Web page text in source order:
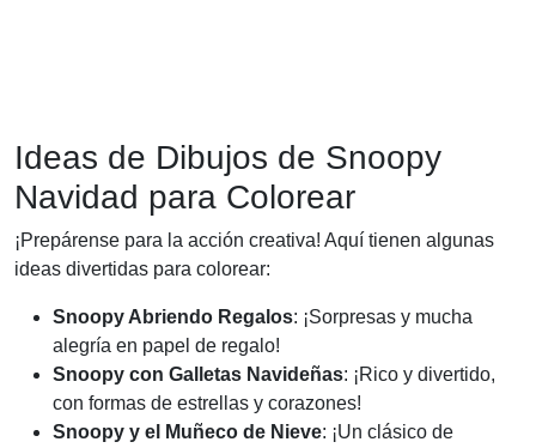
Ideas de Dibujos de Snoopy
Navidad para Colorear
¡Prepárense para la acción creativa! Aquí tienen algunas
ideas divertidas para colorear:
Snoopy Abriendo Regalos: ¡Sorpresas y mucha
alegría en papel de regalo!
Snoopy con Galletas Navideñas: ¡Rico y divertido,
con formas de estrellas y corazones!
Snoopy y el Muñeco de Nieve: ¡Un clásico de